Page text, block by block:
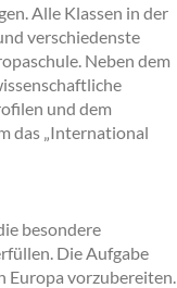
Alle Klassen in der
verschiedenste
Neben dem
und dem
das „International
besondere
Die Aufgabe
Europa vorzubereiten.